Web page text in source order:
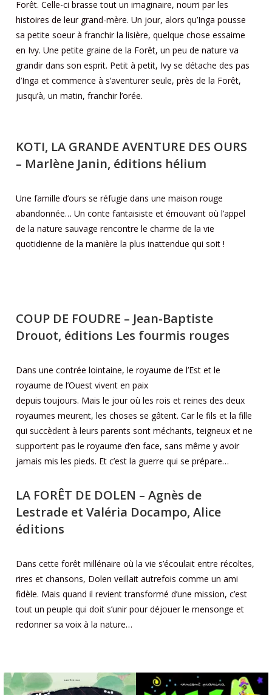
Forêt. Celle-ci brasse tout un imaginaire, nourri par les
histoires de leur grand-mère. Un jour, alors qu’Inga pousse
sa petite soeur à franchir la lisière, quelque chose essaime
en Ivy. Une petite graine de la Forêt, un peu de nature va
grandir dans son esprit. Petit à petit, Ivy se détache des pas
d’Inga et commence à s’aventurer seule, près de la Forêt,
jusqu’à, un matin, franchir l’orée.
KOTI, LA GRANDE AVENTURE DES OURS
– Marlène Janin, éditions hélium
Une famille d’ours se réfugie dans une maison rouge
abandonnée… Un conte fantaisiste et émouvant où l’appel
de la nature sauvage rencontre le charme de la vie
quotidienne de la manière la plus inattendue qui soit !
COUP DE FOUDRE – Jean-Baptiste
Drouot, éditions Les fourmis rouges
Dans une contrée lointaine, le royaume de l’Est et le
royaume de l’Ouest vivent en paix
depuis toujours. Mais le jour où les rois et reines des deux
royaumes meurent, les choses se gâtent. Car le fils et la fille
qui succèdent à leurs parents sont méchants, teigneux et ne
supportent pas le royaume d’en face, sans même y avoir
jamais mis les pieds. Et c’est la guerre qui se prépare…
LA FORÊT DE DOLEN – Agnès de
Lestrade et Valéria Docampo, Alice
éditions
Dans cette forêt millénaire où la vie s’écoulait entre récoltes,
rires et chansons, Dolen veillait autrefois comme un ami
fidèle. Mais quand il revient transformé d’une mission, c’est
tout un peuple qui doit s’unir pour déjouer le mensonge et
redonner sa voix à la nature…